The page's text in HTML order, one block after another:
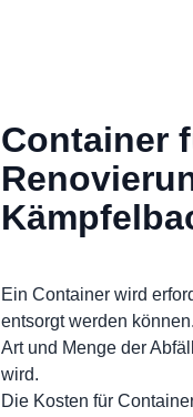
Container
Ein Container wird
entsorgt werden können.
Art und Menge der
wird.
Die Kosten für